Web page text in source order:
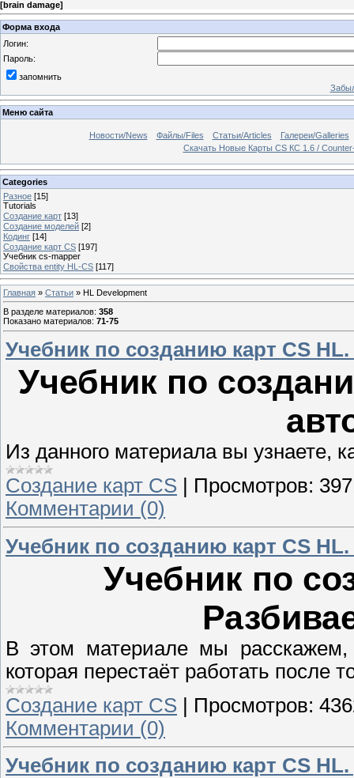
[brain damage]
Форма входа
Логин:
Пароль:
запомнить
Меню сайта
Новости/News Файлы/Files Статьи/Articles
Галереи/Galleries
Скачать Новые Карты CS КС 1.6 /
Categories
Разное [15]
Tutorials
Создание карт [13]
Создание моделей [2]
Кодинг [14]
Создание карт CS [197]
Учебник cs-mapper
Свойства entity HL-CS [117]
Главная » Статьи » HL Development
В разделе материалов: 358
Показано материалов: 71-75
Учебник по созданию карт CS
Учебник по
Из данного материала вы узнаете,
Создание карт CS
Просмотров:
Комментарии (0)
Учебник по созданию карт CS
Учебник по
В этом материале мы
которая перестаёт работать после
Создание карт CS | Просмотров:
Комментарии (0)
Учебник по созданию карт CS